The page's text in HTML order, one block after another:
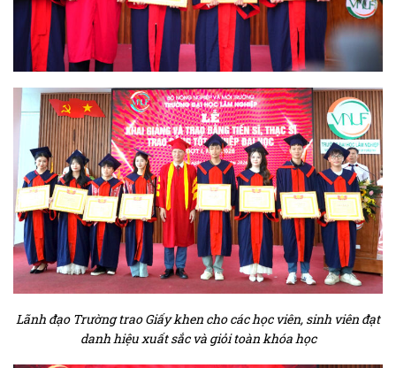
Lãnh đạo Trường trao Giấy khen cho các học viên, sinh viên đạt
danh hiệu xuất sắc và giỏi toàn khóa học